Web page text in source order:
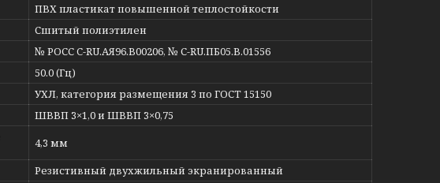
ПВХ пластикат повышенной теплостойкости
Сшитый полиэтилен
№ РОСС C-RU.АЯ96.В00206, № С-RU.ПБ05.В.01556
50.0 (Гц)
УХЛ, категория размещения 3 по ГОСТ 15150
ШВВП 3×1,0 и ШВВП 3×0,75
4,3 мм
Резистивный двухжильный экранированный